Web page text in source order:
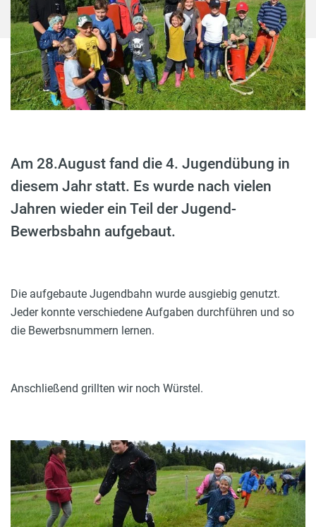
Am 28.August fand die 4. Jugendübung in
diesem Jahr statt. Es wurde nach vielen
Jahren wieder ein Teil der Jugend-
Bewerbsbahn aufgebaut.
Die aufgebaute Jugendbahn wurde ausgiebig genutzt.
Jeder konnte verschiedene Aufgaben durchführen und so
die Bewerbsnummern lernen.
Anschließend grillten wir noch Würstel.